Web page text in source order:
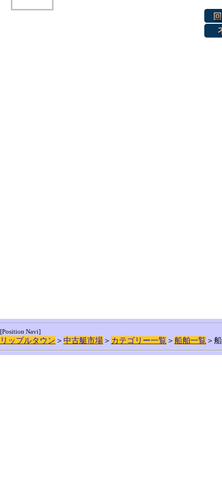
[Position Navi]
リップルタウン ＞ 中古艇市場 ＞ カテゴリー一覧 ＞ 船舶一覧 ＞